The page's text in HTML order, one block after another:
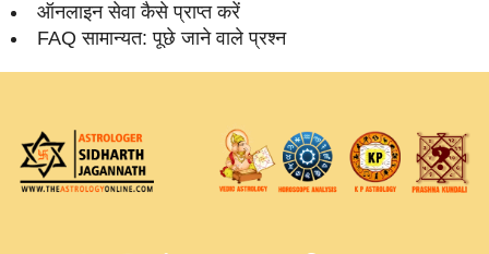
ऑनलाइन सेवा कैसे प्राप्‍त करें
FAQ सामान्‍यत: पूछे जाने वाले प्रश्‍न